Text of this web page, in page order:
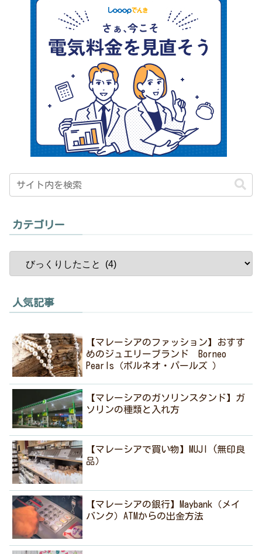
カテゴリー
人気記事
【マレーシアのファッション】おすす
めのジュエリーブランド Borneo
Pearls（ボルネオ・パールズ ）
【マレーシアのガソリンスタンド】ガ
ソリンの種類と入れ方
【マレーシアで買い物】MUJI (無印良
品）
【マレーシアの銀行】Maybank（メイ
バンク）ATMからの出金方法